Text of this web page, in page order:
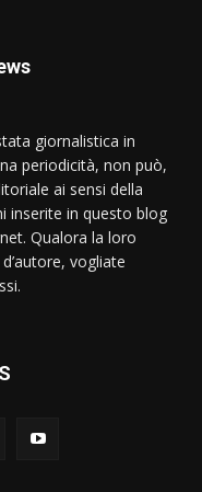
giornalistica in
periodicità, non può,
ai sensi della
inserite in questo blog
Qualora la loro
vogliate